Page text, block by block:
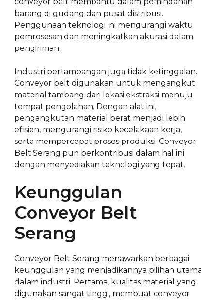
barang di gudang dan pusat distribusi.
Penggunaan teknologi ini mengurangi waktu
pemrosesan dan meningkatkan akurasi dalam
pengiriman.
Industri pertambangan juga tidak ketinggalan.
Conveyor belt digunakan untuk mengangkut
material tambang dari lokasi ekstraksi menuju
tempat pengolahan. Dengan alat ini,
pengangkutan material berat menjadi lebih
efisien, mengurangi risiko kecelakaan kerja,
serta mempercepat proses produksi. Conveyor
Belt Serang pun berkontribusi dalam hal ini
dengan menyediakan teknologi yang tepat.
Keunggulan
Conveyor Belt
Serang
Conveyor Belt Serang menawarkan berbagai
keunggulan yang menjadikannya pilihan utama
dalam industri. Pertama, kualitas material yang
digunakan sangat tinggi, membuat conveyor